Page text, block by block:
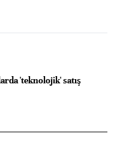
'teknolojik' satış